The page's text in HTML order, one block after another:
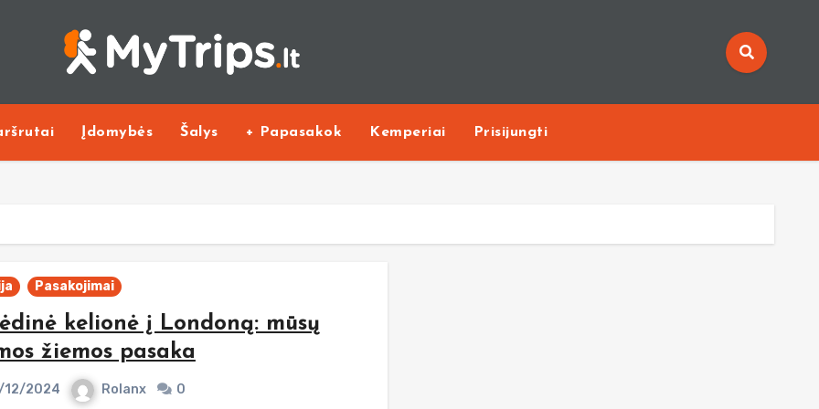
Įdomybės Šalys + Papasakok Kemperiai Prisijungti
Pasakojimai
kelionė į Londoną: mūsų
žiemos pasaka
12/2024 Rolanx 0